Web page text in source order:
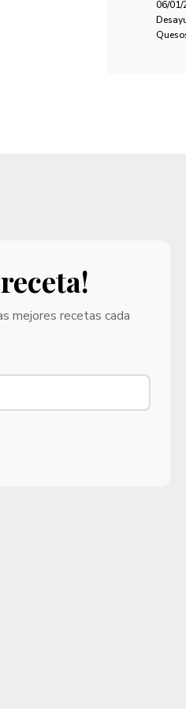
06/01/
mejores recetas cada